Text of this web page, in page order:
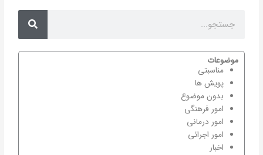
Search
موضوعات
مناسبتی
پویش ها
بدون موضوع
امور فرهنگی
امور درمانی
امور اجرائی
اخبار